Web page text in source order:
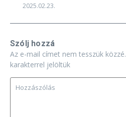
2025.02.23.
Szólj hozzá
Az e-mail címet nem tesszük közzé.
karakterrel jelöltük